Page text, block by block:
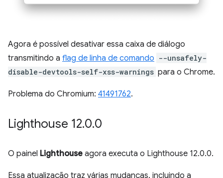
Agora é possível desativar essa caixa de diálogo
transmitindo a flag de linha de comando --unsafely-
disable-devtools-self-xss-warnings para o Chrome.
Problema do Chromium: 41491762.
Lighthouse 12.0.0
O painel Lighthouse agora executa o Lighthouse 12.0.0.
Essa atualização traz várias mudanças, incluindo a